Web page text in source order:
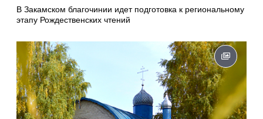
В Закамском благочинии идет подготовка к региональному
этапу Рождественских чтений